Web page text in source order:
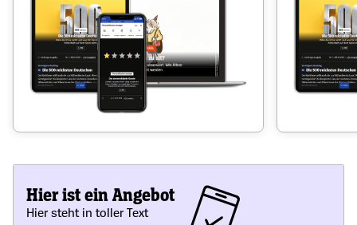
Hier ist ein Angebot
Hier steht in toller Text